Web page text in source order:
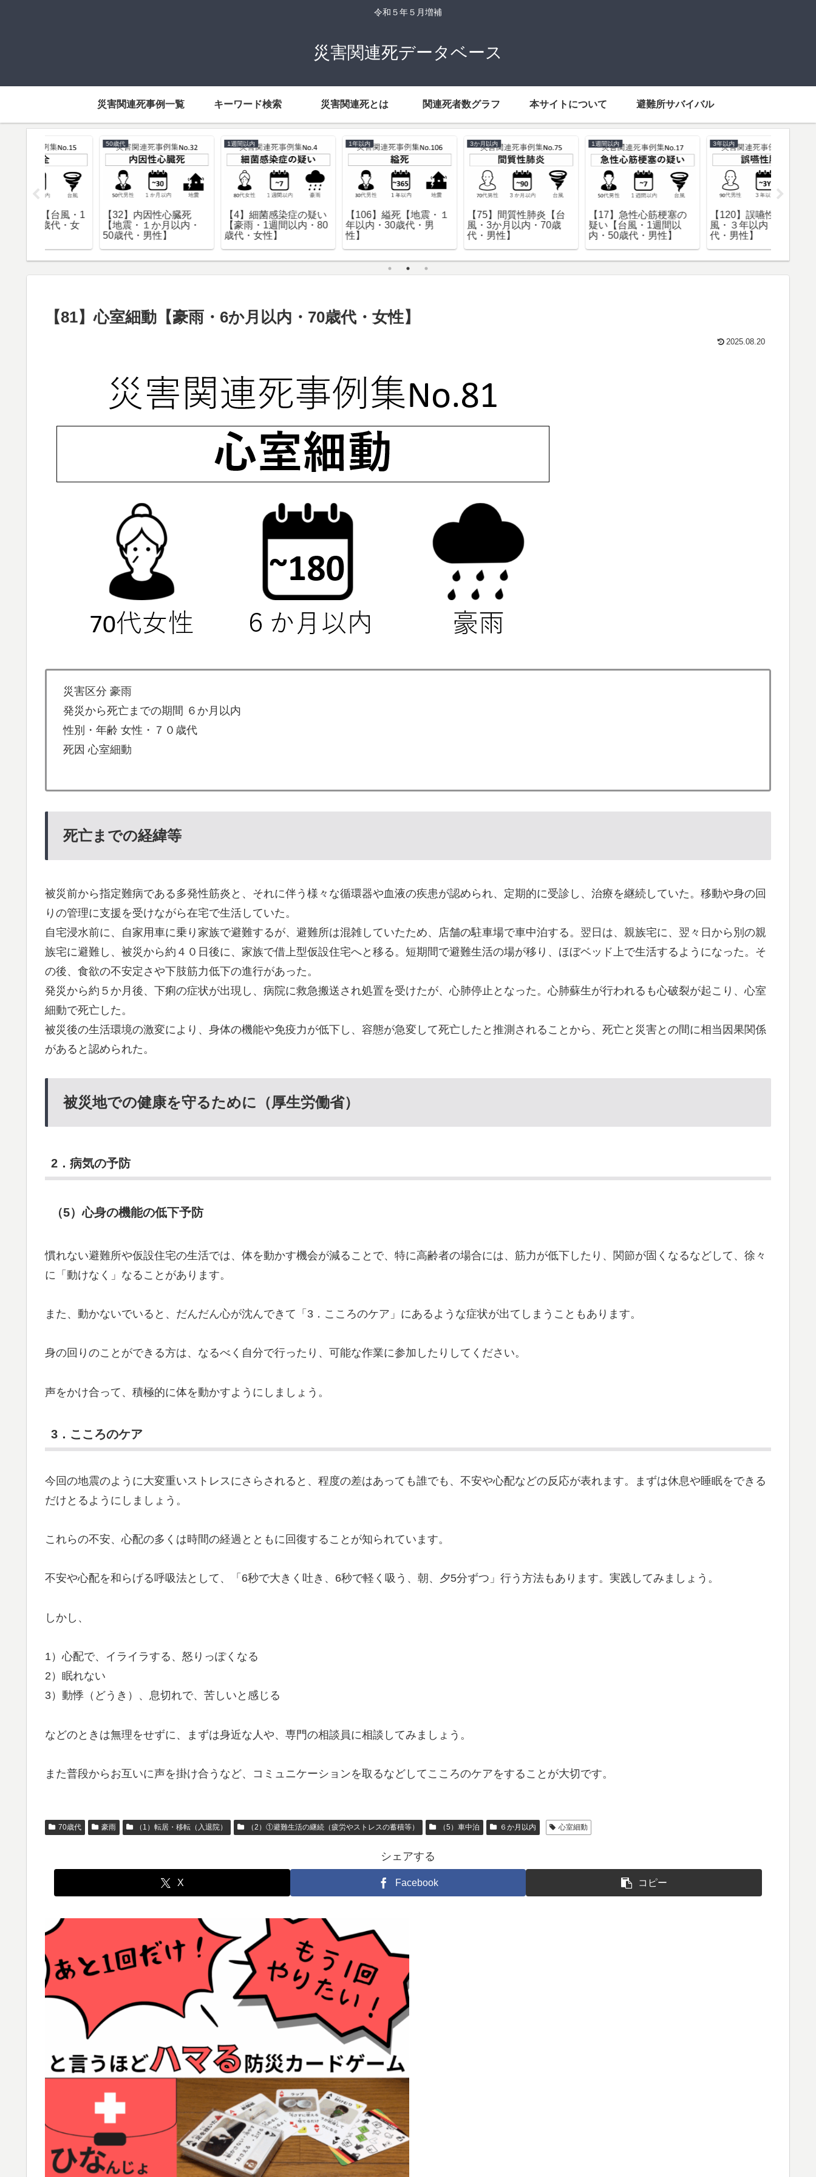
令和５年５月増補
災害関連死データベース
災害関連死事例一覧 キーワード検索 災害関連死とは 関連死者数グラフ 本サイトについて 避難所サバイバル
3年以内
【120】誤嚥性肺炎【台
風・３年以内・90歳
1週間以内
【5】内因性心臓死【地
震・1週間以内・80歳
1週間以内
【9】心筋梗塞【地震・
1週間以内・40歳代・男
70歳代
【34】縊死【地震・１
か月以内・70歳代・男
1週間以内
【18】致死性不整脈
【台風・1週間以内・80
歳代・女性】
10歳代
【127】窒息【地震・３
年超・10歳代・男性】
【81】心室細動【豪雨・6か月以内・70歳代・女性】
2025.08.20
災害区分 豪雨
発災から死亡までの期間 ６か月以内
性別・年齢 女性・７０歳代
死因 心室細動
死亡までの経緯等
被災前から指定難病である多発性筋炎と、それに伴う様々な循環器や血液の疾患が認められ、定期的に受診し、治療を継続していた。移動や身の回
りの管理に支援を受けながら在宅で生活していた。
自宅浸水前に、自家用車に乗り家族で避難するが、避難所は混雑していたため、店舗の駐車場で車中泊する。翌日は、親族宅に、翌々日から別の親
族宅に避難し、被災から約４０日後に、家族で借上型仮設住宅へと移る。短期間で避難生活の場が移り、ほぼベッド上で生活するようになった。そ
の後、食欲の不安定さや下肢筋力低下の進行があった。
発災から約５か月後、下痢の症状が出現し、病院に救急搬送され処置を受けたが、心肺停止となった。心肺蘇生が行われるも心破裂が起こり、心室
細動で死亡した。
被災後の生活環境の激変により、身体の機能や免疫力が低下し、容態が急変して死亡したと推測されることから、死亡と災害との間に相当因果関係
があると認められた。
被災地での健康を守るために（厚生労働省）
2．病気の予防
（5）心身の機能の低下予防
慣れない避難所や仮設住宅の生活では、体を動かす機会が減ることで、特に高齢者の場合には、筋力が低下したり、関節が固くなるなどして、徐々
に「動けなく」なることがあります。
また、動かないでいると、だんだん心が沈んできて「3．こころのケア」にあるような症状が出てしまうこともあります。
身の回りのことができる方は、なるべく自分で行ったり、可能な作業に参加したりしてください。
声をかけ合って、積極的に体を動かすようにしましょう。
3．こころのケア
今回の地震のように大変重いストレスにさらされると、程度の差はあっても誰でも、不安や心配などの反応が表れます。まずは休息や睡眠をできる
だけとるようにしましょう。
これらの不安、心配の多くは時間の経過とともに回復することが知られています。
不安や心配を和らげる呼吸法として、「6秒で大きく吐き、6秒で軽く吸う、朝、夕5分ずつ」行う方法もあります。実践してみましょう。
しかし、
1）心配で、イライラする、怒りっぽくなる
2）眠れない
3）動悸（どうき）、息切れで、苦しいと感じる
などのときは無理をせずに、まずは身近な人や、専門の相談員に相談してみましょう。
また普段からお互いに声を掛け合うなど、コミュニケーションを取るなどしてこころのケアをすることが大切です。
70歳代 豪雨 （1）転居・移転（入退院） （2）①避難生活の継続（疲労やストレスの蓄積等） （5）車中泊 ６か月以内 心室細動
シェアする
X Facebook コピー